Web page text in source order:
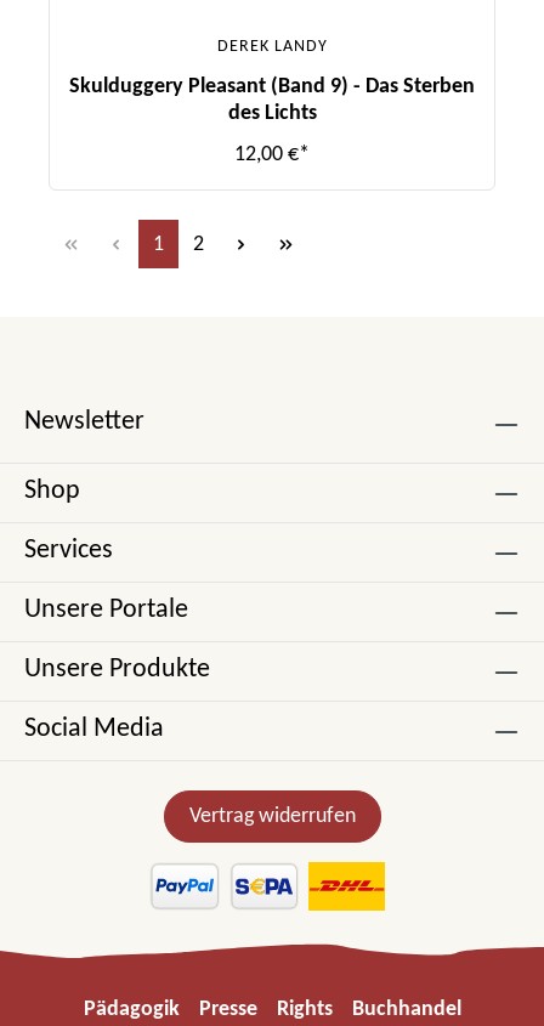
DEREK LANDY
Skulduggery Pleasant (Band 9) - Das Sterben
des Lichts
12,00 €*
Seite
1 Seite
2
Newsletter
Shop
Services
Unsere Portale
Unsere Produkte
Social Media
Vertrag widerrufen
Pädagogik Presse Rights Buchhandel